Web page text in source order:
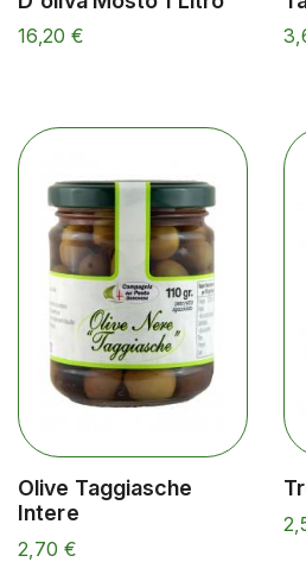
16,20 €
Olive Taggiasche
Intere
2,70 €